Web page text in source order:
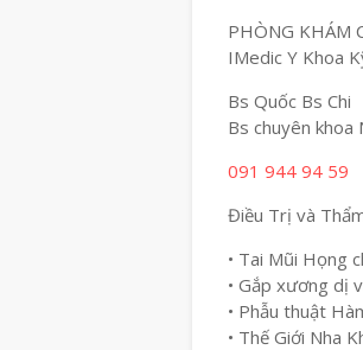
PHÒNG KHÁM
IMedic Y Khoa
Bs Quốc Bs Chi
Bs chuyên khoa
091 944 94 59
Điều Trị và
• Tai Mũi Họng
• Gắp xương dị
• Phẫu thuật
• Thế Giới Nha